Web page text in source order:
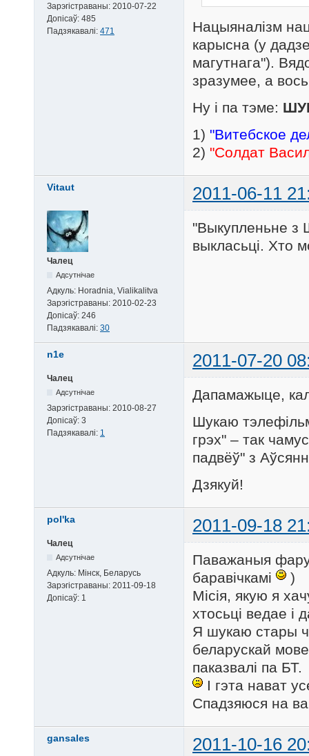
Зарэгістраваны: 2010-07-22
Допісаў: 485
Падзякавалі: 471
Нацыяналізм
карысна (у
магутнага").
зразумее, а
Ну і па тэме:
1) "Витебское
2) "Солдат
Vitaut 2011-06-11
Чалец
Адсутнічае
Адкуль: Horadnia, Vialikalitva
Зарэгістраваны: 2010-02-23
Допісаў: 246
Падзякавалі: 30
"Выкупленьне з
выкласьці. Хто
n1e 2011-07-20
Чалец
Адсутнічае
Зарэгістраваны: 2010-08-27
Допісаў: 3
Падзякавалі: 1
Дапамажыце,
Шукаю
грэх" – так
падвёў" з
Дзякуй!
pol'ka 2011-09-18
Чалец
Адсутнічае
Адкуль: Мінск, Беларусь
Зарэгістраваны: 2011-09-18
Допісаў: 1
Паважаныя
баравічкамі
)
Місія, якую я
хтосьці ведае і
Я шукаю стары
беларускай
паказвалі па БТ.
І гэта нават
Спадзяюся на
gansales 2011-10-16